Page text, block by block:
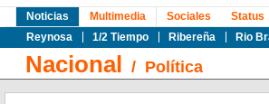
Noticias
Reynosa
1/2 Tiempo Ribereña Rio
Multimedia Sociales Status
Nacional / Política